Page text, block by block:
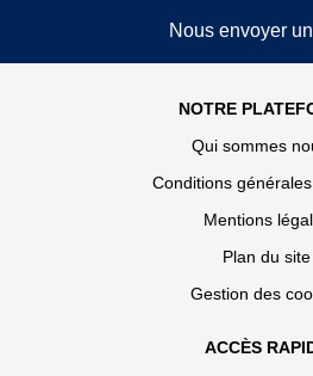
Nous envoyer
NOTRE
Qui sommes
Conditions
Mentions
Plan du site
Gestion des
ACCÈS